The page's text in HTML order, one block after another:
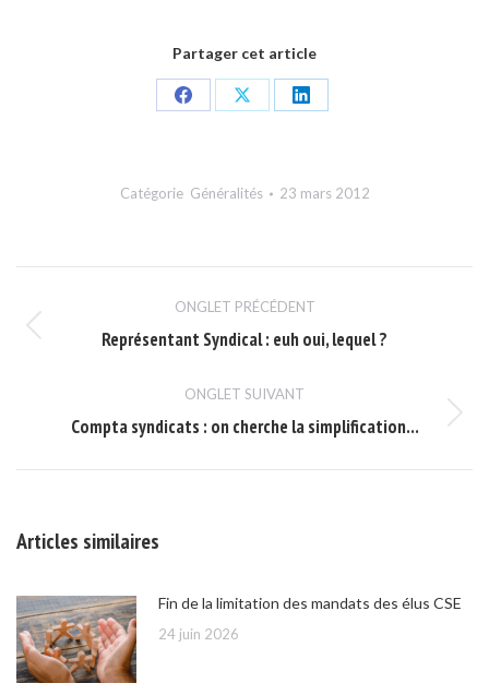
Partager cet article
Share
Share
Share
Catégorie Généralités 23 mars 2012
de
commentaire
ONGLET PRÉCÉDENT
Onglet
Représentant Syndical : euh oui, lequel ?
ONGLET SUIVANT
Onglet
Compta syndicats : on cherche la simplification…
Articles similaires
Fin de la limitation des mandats des élus CSE
24 juin 2026